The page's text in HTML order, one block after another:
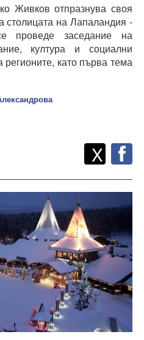
Живков отпразнува своя
столицата на Лапаландия -
проведе заседание на
култура и социални
като първа тема
Споделете
X